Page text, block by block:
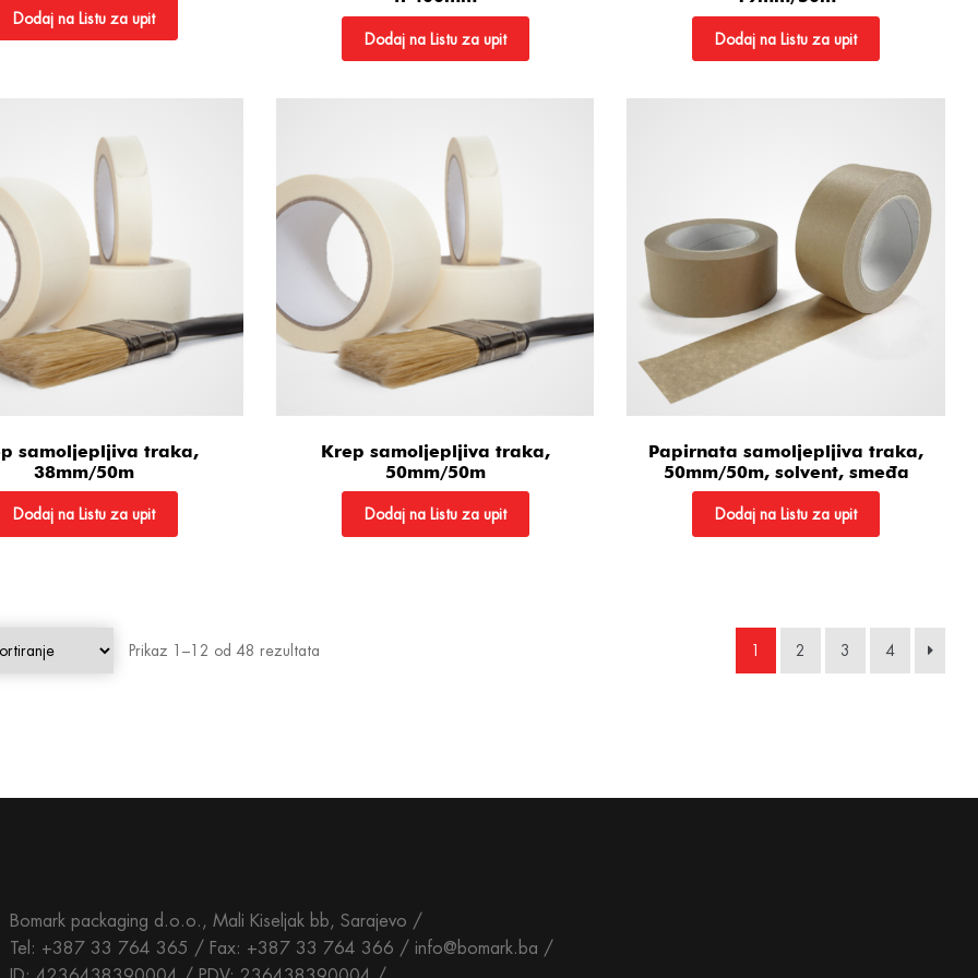
Dodaj na Listu za upit
Dodaj na Listu za upit Dodaj na Listu za upit
samoljepljiva traka,
38mm/50m
Dodaj na Listu za upit
Krep samoljepljiva traka,
50mm/50m
Dodaj na Listu za upit
Papirnata samoljepljiva traka,
50mm/50m, solvent, smeđa
Dodaj na Listu za upit
Prikaz 1–12 od 48 rezultata 1 2 3 4
Bomark packaging d.o.o., Mali Kiseljak bb, Sarajevo /
Tel: +387 33 764 365 / Fax: +387 33 764 366 / info@bomark.ba /